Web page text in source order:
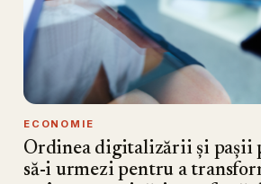
ECONOMIE
Ordinea digitalizării și pașii
să-i urmezi pentru a